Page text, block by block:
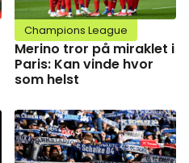
Champions League
Merino tror på miraklet i
Paris: Kan vinde hvor
som helst